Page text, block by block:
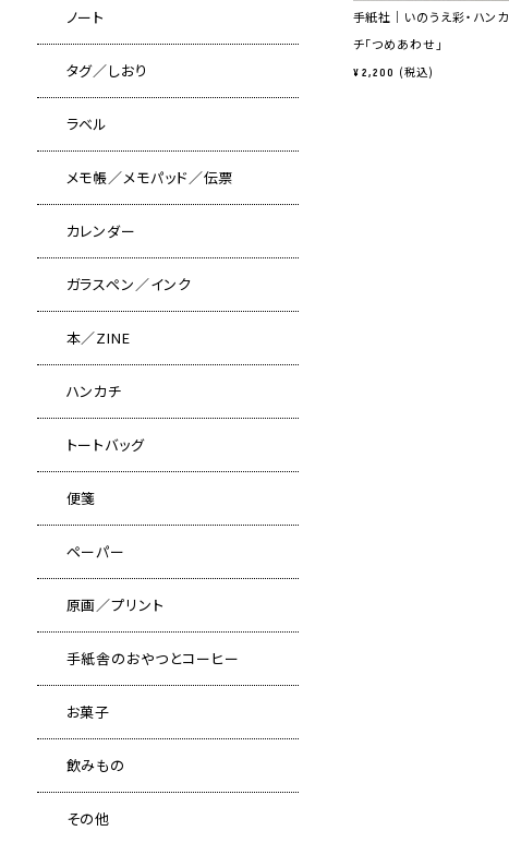
ノート
タグ／しおり
ラベル
メモ帳／メモパッド／伝票
カレンダー
ガラスペン／インク
本／ZINE
ハンカチ
トートバッグ
便箋
ペーパー
原画／プリント
手紙舎のおやつとコーヒー
お菓子
飲みもの
その他
手紙社｜いのうえ彩・ハンカ
チ「つめあわせ」
¥ 2,200 税込